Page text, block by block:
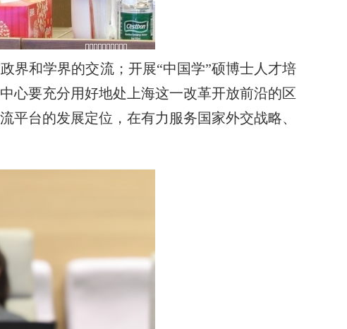
界和学界的交流；开展“中国学”硕博士人才培
心要充分用好地处上海这一改革开放前沿的区
台的发展定位，在有力服务国家外交战略、